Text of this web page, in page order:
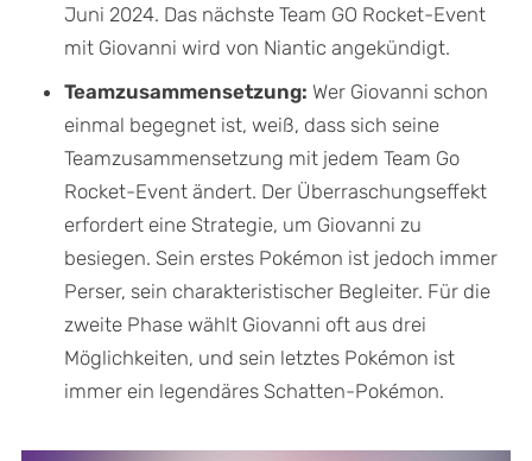
Juni 2024. Das nächste Team GO Rocket-Event
mit Giovanni wird von Niantic angekündigt.
Teamzusammensetzung: Wer Giovanni schon
einmal begegnet ist, weiß, dass sich seine
Teamzusammensetzung mit jedem Team Go
Rocket-Event ändert. Der Überraschungseffekt
erfordert eine Strategie, um Giovanni zu
besiegen. Sein erstes Pokémon ist jedoch immer
Perser, sein charakteristischer Begleiter. Für die
zweite Phase wählt Giovanni oft aus drei
Möglichkeiten, und sein letztes Pokémon ist
immer ein legendäres Schatten-Pokémon.